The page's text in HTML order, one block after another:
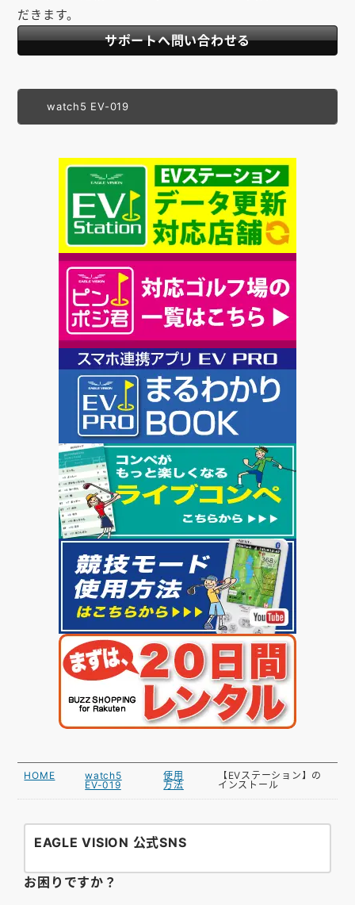
だきます。
サポートへ問い合わせる
watch5 EV-019
HOME
watch5
EV-019
使用
方法
【EVステーション】の
インストール
EAGLE VISION 公式SNS
お困りですか？